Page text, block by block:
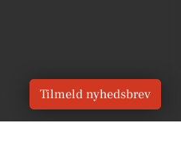
Tilmeld nyhedsbrev